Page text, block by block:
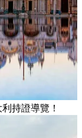
持證導覽！